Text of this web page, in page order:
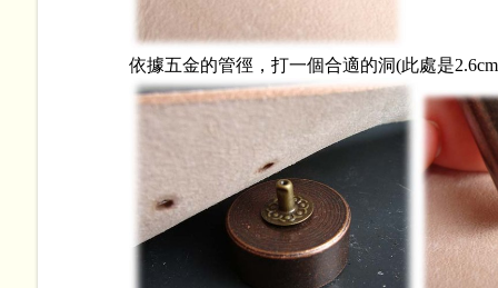
依據五金的管徑，打一個合適的洞(此處是